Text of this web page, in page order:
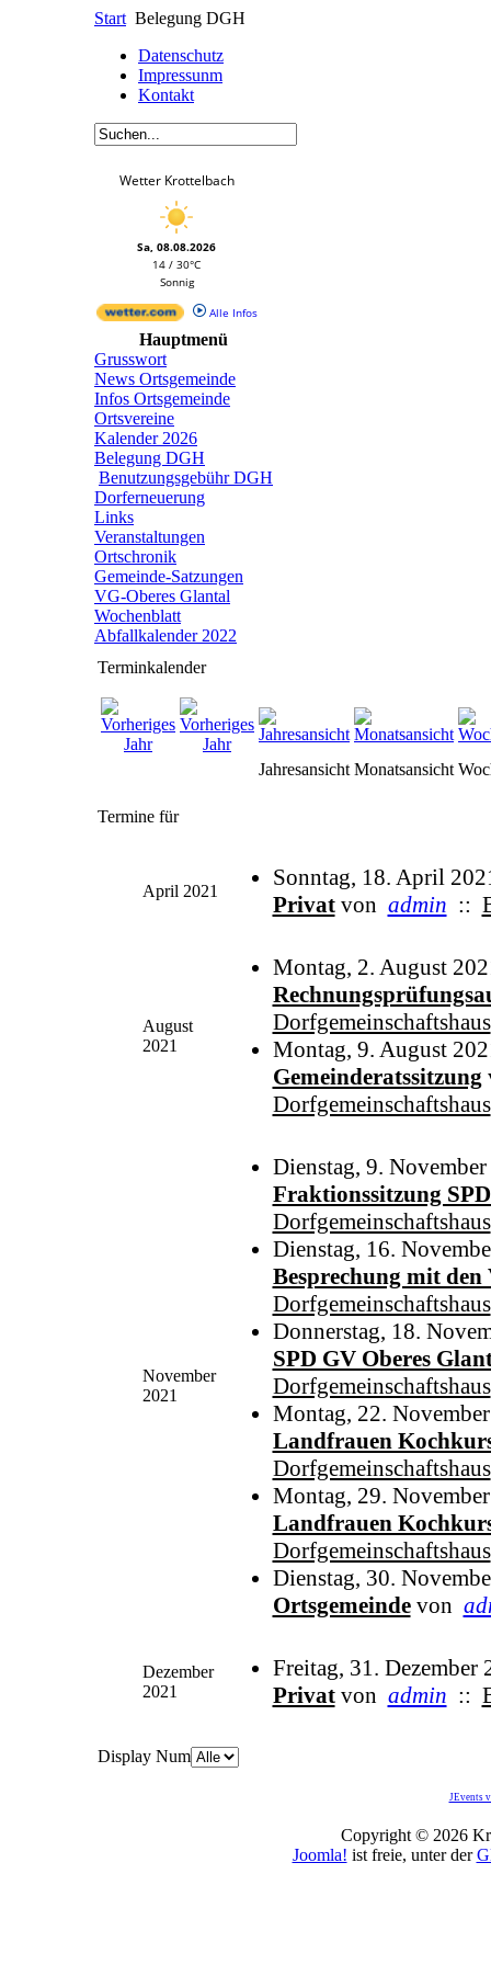
Start Belegung DGH
Datenschutz
Impressunm
Kontakt
Wetter Krottelbach
Sa, 08.08.2026
14 / 30°C
Sonnig
Alle Infos
Hauptmenü
Grusswort
News Ortsgemeinde
Infos Ortsgemeinde
Ortsvereine
Kalender 2026
Belegung DGH
Benutzungsgebühr DGH
Dorferneuerung
Links
Veranstaltungen
Ortschronik
Gemeinde-Satzungen
VG-Oberes Glantal
Wochenblatt
Abfallkalender 2022
Terminkalender
Jahresansicht Monatsansicht
Termine für
April 2021
Sonntag, 18. April
Privatvon admin ::
August
2021
Montag, 2. August
Dorfgemeinschaftshaus
Montag, 9. August
Gemeinderatssitzung
Dorfgemeinschaftshaus
November
2021
Dienstag, 9.
Fraktionssitzung
Dorfgemeinschaftshaus
Dienstag, 16.
Besprechung mit den
Dorfgemeinschaftshaus
Donnerstag, 18.
SPD GV Oberes
Dorfgemeinschaftshaus
Montag, 22.
Landfrauen
Dorfgemeinschaftshaus
Montag, 29.
Landfrauen
Dorfgemeinschaftshaus
Dienstag, 30.
Ortsgemeindevon
Dezember
2021
Freitag, 31. Dezember
Privatvon admin ::
Display Num
JEvents
Copyright © 2026
Joomla! ist freie, unter der